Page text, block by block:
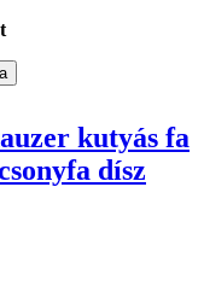
kutyás fa
dísz